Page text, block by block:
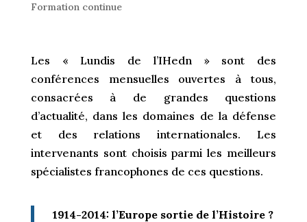
Formation continue
Les « Lundis de l’IHedn » sont des
conférences mensuelles ouvertes à tous,
consacrées à de grandes questions
d’actualité, dans les domaines de la défense
et des relations internationales. Les
intervenants sont choisis parmi les meilleurs
spécialistes francophones de ces questions.
1914-2014: l’Europe sortie de l’Histoire ?